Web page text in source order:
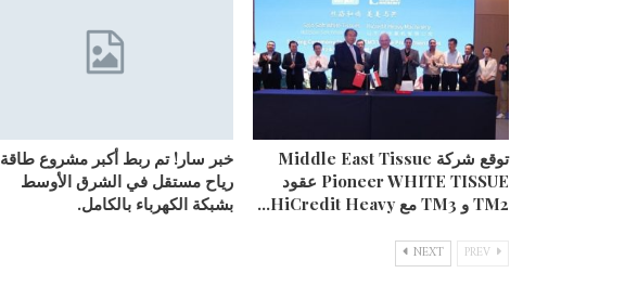
توقع شركة Middle East Tissue
Pioneer WHITE TISSUE عقود
TM2 و TM3 مع HiCredit Heavy…
خبر سار! تم ربط أكبر مشروع طاقة
رياح مستقل في الشرق الأوسط
بشبكة الكهرباء بالكامل.
NEXT